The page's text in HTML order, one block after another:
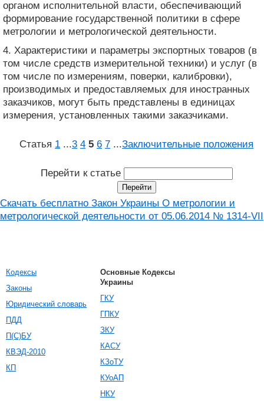
органом исполнительной власти, обеспечивающий
формирование государственной политики в сфере
метрологии и метрологической деятельности.
4. Характеристики и параметры экспортных товаров (в
том числе средств измерительной техники) и услуг (в
том числе по измерениям, поверки, калибровки),
производимых и предоставляемых для иностранных
заказчиков, могут быть представлены в единицах
измерения, установленных такими заказчиками.
Статья 1 ...3 4 5 6 7 ...Заключительные положения
Перейти к статье
Скачать бесплатно Закон Украины О метрологии и
метрологической деятельности от 05.06.2014 № 1314-VII
Кодексы
Законы
Юридический словарь
ПДД
П(С)БУ
КВЭД-2010
КП
Основные Кодексы
Украины
ГКУ
ГПКУ
ЗКУ
КАСУ
КЗоТУ
КУоАП
НКУ